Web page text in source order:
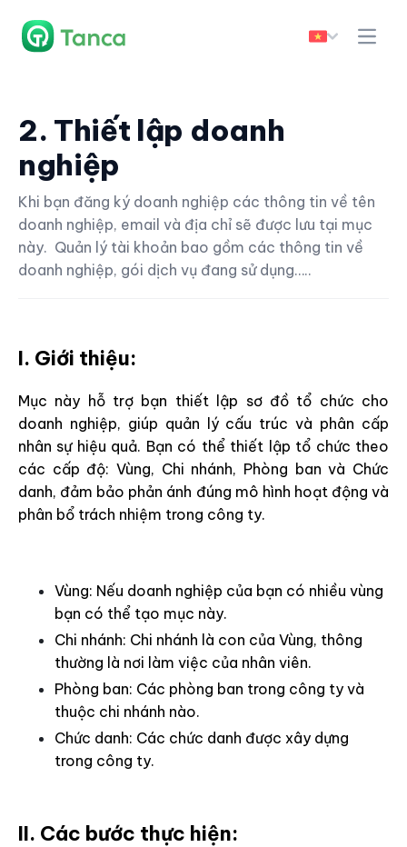
2. Thiết lập doanh
nghiệp
Khi bạn đăng ký doanh nghiệp các thông tin về tên
doanh nghiệp, email và địa chỉ sẽ được lưu tại mục
này. Quản lý tài khoản bao gồm các thông tin về
doanh nghiệp, gói dịch vụ đang sử dụng…..
I. Giới thiệu:
Mục này hỗ trợ bạn thiết lập sơ đồ tổ chức cho
doanh nghiệp, giúp quản lý cấu trúc và phân cấp
nhân sự hiệu quả. Bạn có thể thiết lập tổ chức theo
các cấp độ: Vùng, Chi nhánh, Phòng ban và Chức
danh, đảm bảo phản ánh đúng mô hình hoạt động và
phân bổ trách nhiệm trong công ty.
Vùng: Nếu doanh nghiệp của bạn có nhiều vùng
bạn có thể tạo mục này.
Chi nhánh: Chi nhánh là con của Vùng, thông
thường là nơi làm việc của nhân viên.
Phòng ban: Các phòng ban trong công ty và
thuộc chi nhánh nào.
Chức danh: Các chức danh được xây dựng
trong công ty.
II. Các bước thực hiện: